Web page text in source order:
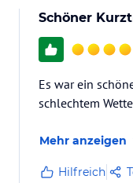
Schöner
Es war ein
schlechtem
Mehr anzeigen
Hilfreich